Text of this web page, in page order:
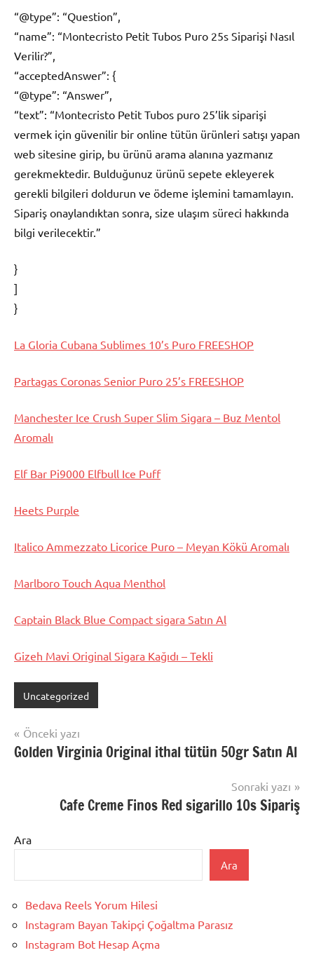
“@type”: “Question”,
“name”: “Montecristo Petit Tubos Puro 25s Siparişi Nasıl
Verilir?”,
“acceptedAnswer”: {
“@type”: “Answer”,
“text”: “Montecristo Petit Tubos puro 25’lik siparişi
vermek için güvenilir bir online tütün ürünleri satışı yapan
web sitesine girip, bu ürünü arama alanına yazmanız
gerekmektedir. Bulduğunuz ürünü sepete ekleyerek
gerekli bilgileri doldurun ve ödeme işlemini tamamlayın.
Sipariş onaylandıktan sonra, size ulaşım süreci hakkında
bilgi verilecektir.”
}
]
}
La Gloria Cubana Sublimes 10’s Puro FREESHOP
Partagas Coronas Senior Puro 25’s FREESHOP
Manchester Ice Crush Super Slim Sigara – Buz Mentol
Aromalı
Elf Bar Pi9000 Elfbull Ice Puff
Heets Purple
Italico Ammezzato Licorice Puro – Meyan Kökü Aromalı
Marlboro Touch Aqua Menthol
Captain Black Blue Compact sigara Satın Al
Gizeh Mavi Original Sigara Kağıdı – Tekli
Uncategorized
Yazı
gezinmesi
Önceki yazı
Golden Virginia Original ithal tütün 50gr Satın Al
Sonraki yazı
Cafe Creme Finos Red sigarillo 10s Sipariş
Ara
Ara
Bedava Reels Yorum Hilesi
Instagram Bayan Takipçi Çoğaltma Parasız
Instagram Bot Hesap Açma